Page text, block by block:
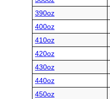
390oz
400oz
410oz
420oz
430oz
440oz
450oz